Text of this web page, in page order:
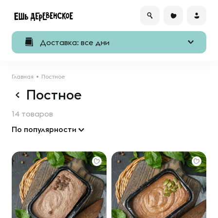
Доставка: все дни
Главная Постное
Постное
14 товаров
По популярности